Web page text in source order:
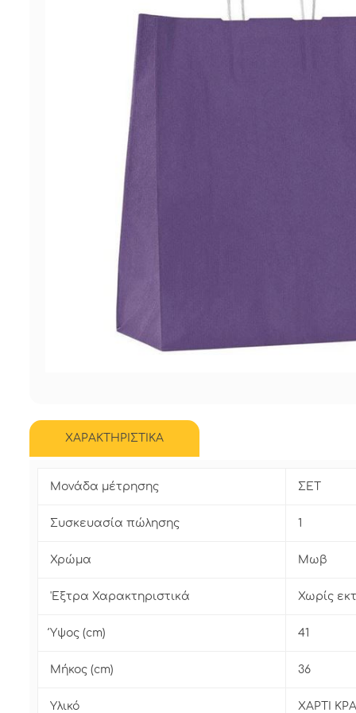
ΧΑΡΑΚΤΗΡΙΣΤΙΚΑ
Μονάδα μέτρησης ΣΕΤ
Συσκευασία πώλησης 1
Χρώμα Μωβ
'Εξτρα Χαρακτηριστικά Χωρίς
Ύψος (cm) 41
Μήκος (cm) 36
Υλικό ΧΑΡΤΙ